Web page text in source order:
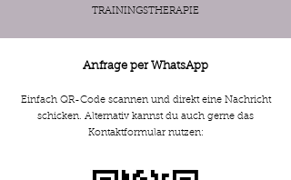
TRAININGSTHERAPIE
Anfrage per WhatsApp
Einfach QR-Code scannen und direkt eine Nachricht
schicken. Alternativ kannst du auch gerne das
Kontaktformular nutzen: